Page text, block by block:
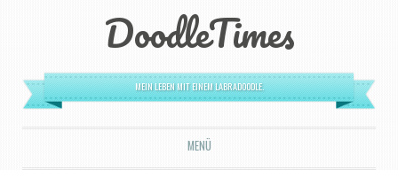
DoodleTimes
MEIN LEBEN MIT EINEM LABRADOODLE.
MENÜ